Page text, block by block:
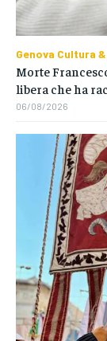
Genova Cultura
Morte
libera che ha
06/08/2026